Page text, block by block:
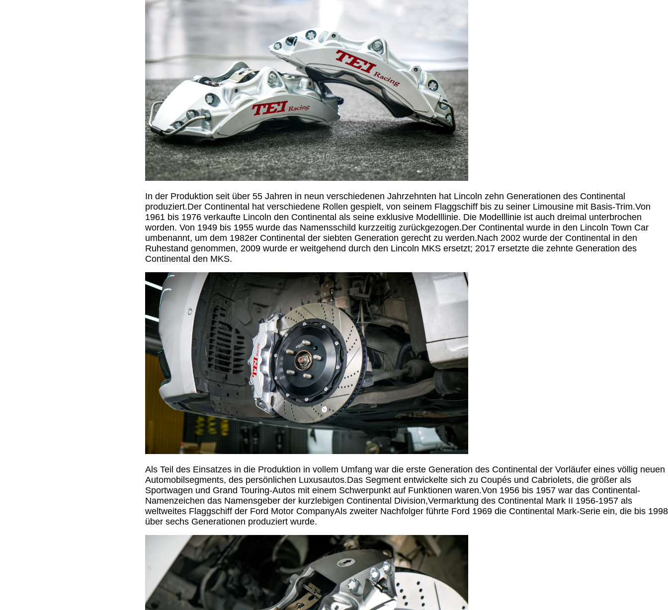
In der Produktion seit über 55 Jahren in neun verschiedenen Jahrzehnten hat Lincoln zehn Generationen des Continental
produziert.Der Continental hat verschiedene Rollen gespielt, von seinem Flaggschiff bis zu seiner Limousine mit Basis-Trim.Von
1961 bis 1976 verkaufte Lincoln den Continental als seine exklusive Modelllinie. Die Modelllinie ist auch dreimal unterbrochen
worden. Von 1949 bis 1955 wurde das Namensschild kurzzeitig zurückgezogen.Der Continental wurde in den Lincoln Town Car
umbenannt, um dem 1982er Continental der siebten Generation gerecht zu werden.Nach 2002 wurde der Continental in den
Ruhestand genommen, 2009 wurde er weitgehend durch den Lincoln MKS ersetzt; 2017 ersetzte die zehnte Generation des
Continental den MKS.
Als Teil des Einsatzes in die Produktion in vollem Umfang war die erste Generation des Continental der Vorläufer eines völlig neuen
Automobilsegments, des persönlichen Luxusautos.Das Segment entwickelte sich zu Coupés und Cabriolets, die größer als
Sportwagen und Grand Touring-Autos mit einem Schwerpunkt auf Funktionen waren.Von 1956 bis 1957 war das Continental-
Namenzeichen das Namensgeber der kurzlebigen Continental Division,Vermarktung des Continental Mark II 1956-1957 als
weltweites Flaggschiff der Ford Motor CompanyAls zweiter Nachfolger führte Ford 1969 die Continental Mark-Serie ein, die bis 1998
über sechs Generationen produziert wurde.